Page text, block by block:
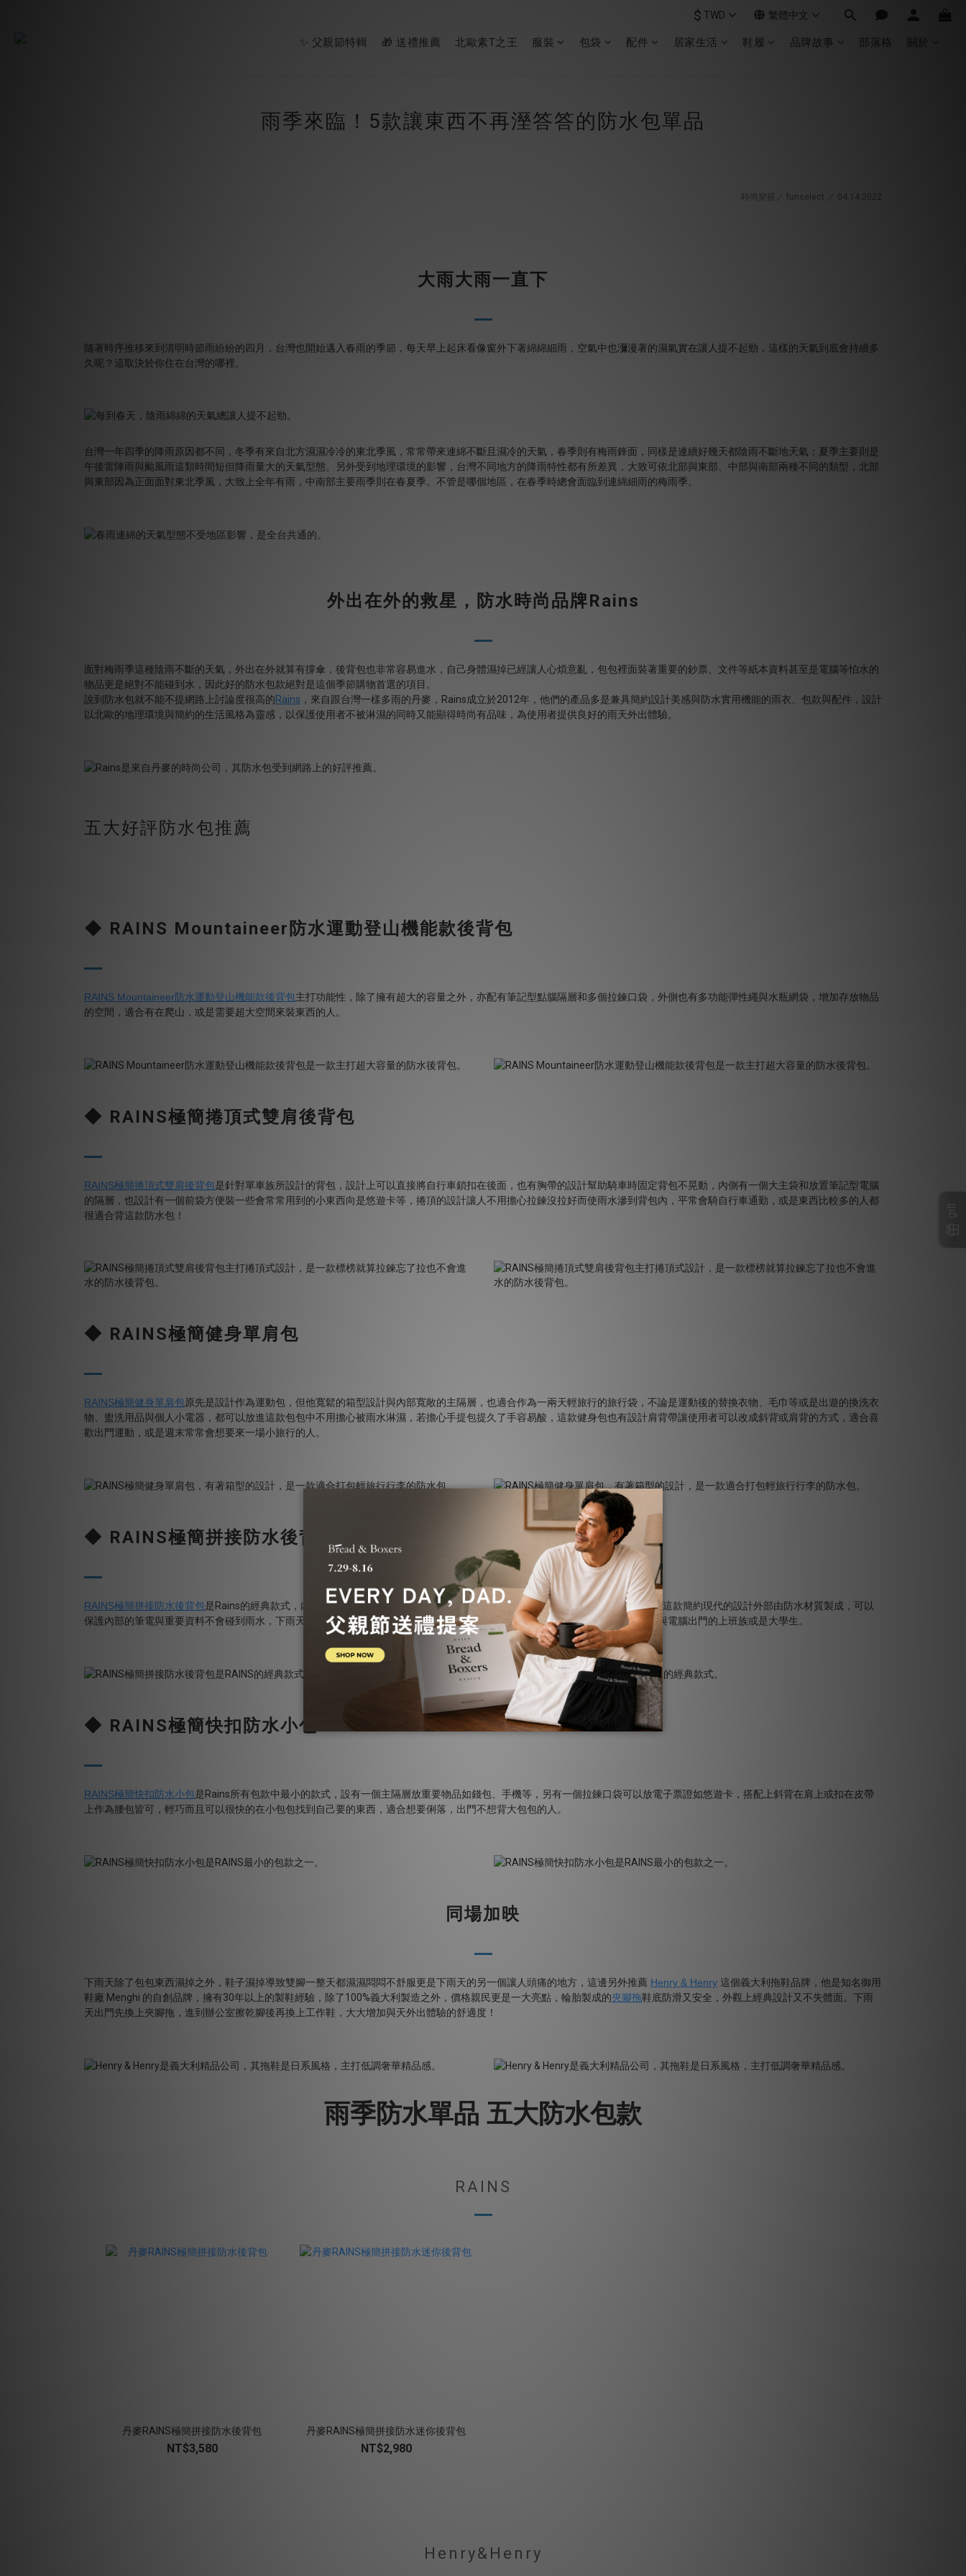
$ TWD 繁體中文
✨ 父親節特輯 🎁 送禮推薦 北歐素T之王 服裝 包袋 配件 居家生活 鞋履 品牌故事 部落格 關於
雨季來臨！5款讓東西不再溼答答的防水包單品
時尚穿搭／ funselect ／ 04.14 .2022
大雨大雨一直下
隨著時序推移來到清明時節雨紛紛的四月，台灣也開始邁入春雨的季節，每天早上起床看像窗外下著綿綿細雨，空氣中也瀰漫著的濕氣實在讓人提不起勁，這樣的天氣到底會持續多
久呢？這取決於你住在台灣的哪裡。
台灣一年四季的降雨原因都不同，冬季有來自北方濕濕冷冷的東北季風，常常帶來連綿不斷且濕冷的天氣，春季則有梅雨鋒面，同樣是連續好幾天都陰雨不斷地天氣；夏季主要則是
午後雷陣雨與颱風雨這類時間短但降雨量大的天氣型態。另外受到地理環境的影響，台灣不同地方的降雨特性都有所差異，大致可依北部與東部、中部與南部兩種不同的類型，北部
與東部因為正面面對東北季風，大致上全年有雨，中南部主要雨季則在春夏季。不管是哪個地區，在春季時總會面臨到連綿細雨的梅雨季。
外出在外的救星，防水時尚品牌Rains
面對梅雨季這種陰雨不斷的天氣，外出在外就算有撐傘，後背包也非常容易進水，自己身體濕掉已經讓人心煩意亂，包包裡面裝著重要的鈔票、文件等紙本資料甚至是電腦等怕水的
物品更是絕對不能碰到水，因此好的防水包款絕對是這個季節購物首選的項目。
說到防水包就不能不提網路上討論度很高的Rains ，來自跟台灣一樣多雨的丹麥， Rains成立於2012年，他們的產品多是兼具簡約設計美感與防水實用機能的雨衣、包款與配件，設計
以北歐的地理環境與簡約的生活風格為靈感，以保護使用者不被淋濕的同時又能顯得時尚有品味，為使用者提供良好的雨天外出體驗。
五大好評防水包推薦
◆ RAINS Mountaineer防水運動登山機能款後背包
RAINS Mountaineer防水運動登山機能款後背包主打功能性，除了擁有超大的容量之外，亦配有筆記型點腦隔層和多個拉鍊口袋，外側也有多功能彈性繩與水瓶網袋，增加存放物品
的空間，適合有在爬山，或是需要超大空間來裝東西的人。
◆ RAINS極簡捲頂式雙肩後背包
RAINS極簡捲頂式雙肩後背包是針對單車族所設計的背包，設計上可以直接將自行車鎖扣在後面，也有胸帶的設計幫助騎車時固定背包不晃動，內側有一個大主袋和放置筆記型電腦
的隔層，也設計有一個前袋方便裝一些會常常用到的小東西向是悠遊卡等，捲頂的設計讓人不用擔心拉鍊沒拉好而使雨水滲到背包內，平常會騎自行車通勤，或是東西比較多的人都
很適合背這款防水包！
◆ RAINS極簡健身單肩包
RAINS極簡健身單肩包原先是設計作為運動包，但他寬鬆的箱型設計與內部寬敞的主隔層，也適合作為一兩天輕旅行的旅行袋，不論是運動後的替換衣物、毛巾等或是出遊的換洗衣
物、盥洗用品與個人小電器，都可以放進這款包包中不用擔心被雨水淋濕，若擔心手提包提久了手容易酸，這款健身包也有設計肩背帶讓使用者可以改成斜背或肩背的方式，適合喜
歡出門運動，或是週末常常會想要來一場小旅行的人。
◆ RAINS極簡拼接防水後背包
RAINS極簡拼接防水後背包是Rains的經典款式，內部主隔層空間寬敞，另有一格筆記型電腦夾層，背面則有讓你放手機的手機袋，這款簡約現代的設計外部由防水材質製成，可以
保護內部的筆電與重要資料不會碰到雨水，下雨天是保護東西的防水包，天氣好的時候則是個時尚配件，適合平時需要帶重要資料與電腦出門的上班族或是大學生。
◆ RAINS極簡快扣防水小包
RAINS極簡快扣防水小包是Rains所有包款中最小的款式，設有一個主隔層放重要物品如錢包、手機等，另有一個拉鍊口袋可以放電子票證如悠遊卡，搭配上斜背在肩上或扣在皮帶
上作為腰包皆可，輕巧而且可以很快的在小包包找到自己要的東西，適合想要俐落，出門不想背大包包的人。
同場加映
下雨天除了包包東西濕掉之外，鞋子濕掉導致雙腳一整天都濕濕悶悶不舒服更是下雨天的另一個讓人頭痛的地方，這邊另外推薦 Henry & Henry 這個義大利拖鞋品牌，他是知名御用
鞋廠 Menghi 的自創品牌，擁有30年以上的製鞋經驗，除了100%義大利製造之外，價格親民更是一大亮點，輪胎製成的夾腳拖鞋底防滑又安全，外觀上經典設計又不失體面。下雨
天出門先換上夾腳拖，進到辦公室擦乾腳後再換上工作鞋，大大增加與天外出體驗的舒適度！
雨季防水單品 五大防水包款
RAINS
丹麥RAINS極簡拼接防水後背包
NT$3,580
丹麥RAINS極簡拼接防水迷你後背包
NT$2,980
Henry&Henry